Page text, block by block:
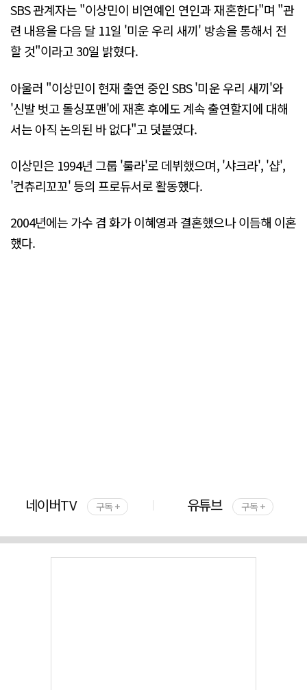
SBS 관계자는 "이상민이 비연예인 연인과 재혼한다"며 "관
련 내용을 다음 달 11일 '미운 우리 새끼' 방송을 통해서 전
할 것"이라고 30일 밝혔다.
아울러 "이상민이 현재 출연 중인 SBS '미운 우리 새끼'와
'신발 벗고 돌싱포맨'에 재혼 후에도 계속 출연할지에 대해
서는 아직 논의된 바 없다"고 덧붙였다.
이상민은 1994년 그룹 '룰라'로 데뷔했으며, '샤크라', '샵',
'컨츄리꼬꼬' 등의 프로듀서로 활동했다.
2004년에는 가수 겸 화가 이혜영과 결혼했으나 이듬해 이혼
했다.
네이버TV 구독 + 유튜브 구독 +